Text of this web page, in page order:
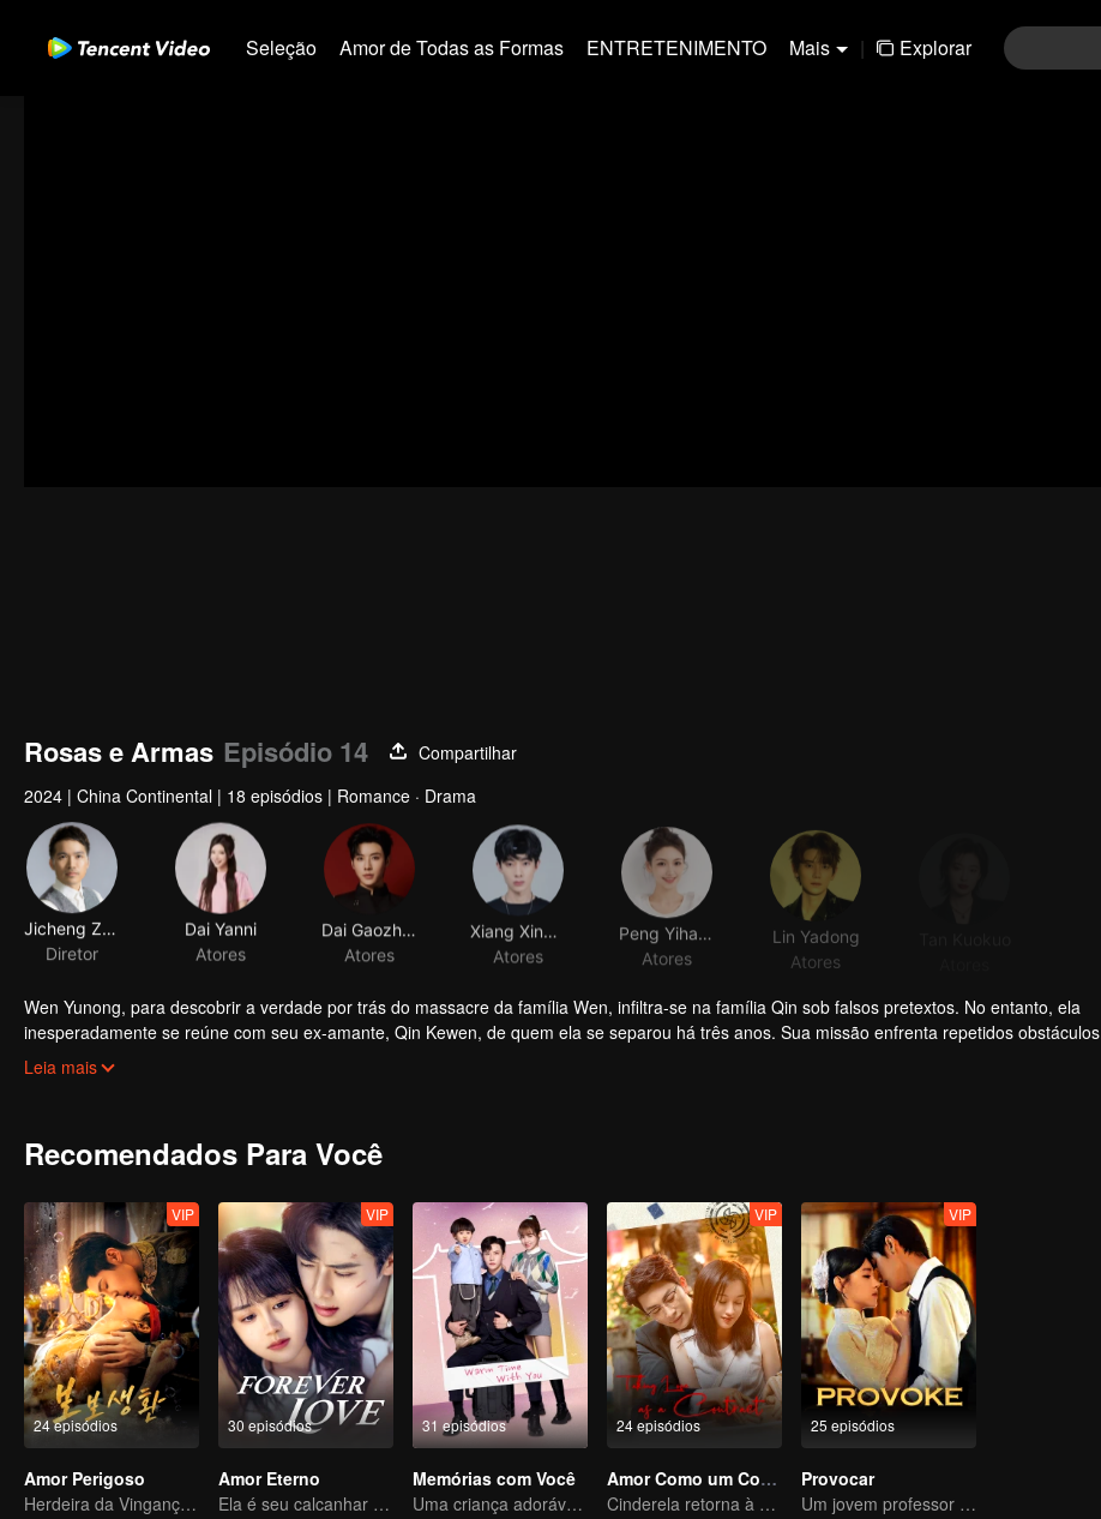
Seleção Amor de Todas as Formas ENTRETENIMENTO Mais | Explorar
Rosas e Armas Episódio 14
Compartilhar
2024 | China Continental | 18 episódios | Romance · Drama
Jicheng Zou
Diretor
Dai Yanni
Atores
Atores
Atores
Atores
Lin Yadong
Atores
Wen Yunong, para descobrir a verdade por trás do massacre da família Wen, infiltra-se na família Qin sob falsos pretextos. No entanto, ela
inesperadamente se reúne com seu ex-amante, Qin Kewen, de quem ela se separou há três anos. Sua missão enfrenta repetidos obstáculos
quando Qin Kewen retorna com um voto de vingança, determinado a expor Wen Yunong como uma fraude amorosa. Apesar de sua postura
Leia mais
Recomendados Para Você
24 episódios
VIP
Amor Perigoso
Herdeira da Vingança Usa o Casamento como Isca para se Casar com um Rico
30 episódios
VIP
Amor Eterno
Ela é seu calcanhar de Aquiles e sua armadura
31 episódios
Memórias com Você
Uma criança adorável ajuda pais falsos a transformarem em realidade
24 episódios
VIP
Amor Como um Contrato
Cinderela retorna à alta sociedade e encontra o amor com o presidente
25 episódios
VIP
Provocar
Um jovem professor astuto se apaixona por uma cantora misteriosa